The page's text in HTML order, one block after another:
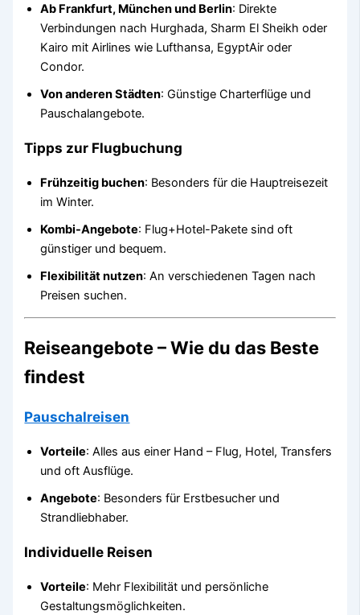
Ab Frankfurt, München und Berlin: Direkte
Verbindungen nach Hurghada, Sharm El Sheikh oder
Kairo mit Airlines wie Lufthansa, EgyptAir oder
Condor.
Von anderen Städten: Günstige Charterflüge und
Pauschalangebote.
Tipps zur Flugbuchung
Frühzeitig buchen: Besonders für die Hauptreisezeit
im Winter.
Kombi-Angebote: Flug+Hotel-Pakete sind oft
günstiger und bequem.
Flexibilität nutzen: An verschiedenen Tagen nach
Preisen suchen.
Reiseangebote – Wie du das Beste
findest
Pauschalreisen
Vorteile: Alles aus einer Hand – Flug, Hotel, Transfers
und oft Ausflüge.
Angebote: Besonders für Erstbesucher und
Strandliebhaber.
Individuelle Reisen
Vorteile: Mehr Flexibilität und persönliche
Gestaltungsmöglichkeiten.